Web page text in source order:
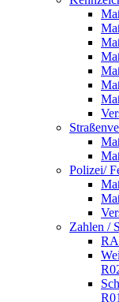
Polizei/
Zahlen /